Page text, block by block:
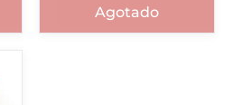
Agotado